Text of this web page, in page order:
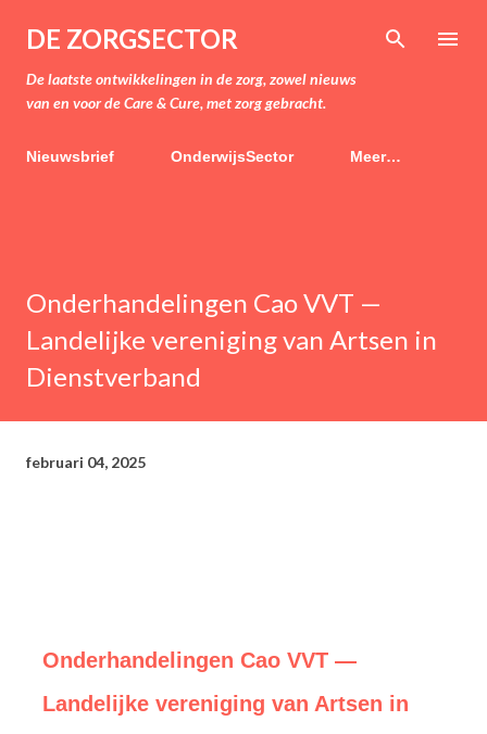
Doorgaan naar hoofdcontent
DE ZORGSECTOR
De laatste ontwikkelingen in de zorg, zowel nieuws
van en voor de Care & Cure, met zorg gebracht.
Nieuwsbrief OnderwijsSector Meer…
Onderhandelingen Cao VVT —
Landelijke vereniging van Artsen in
Dienstverband
februari 04, 2025
Onderhandelingen Cao VVT —
Landelijke vereniging van Artsen in